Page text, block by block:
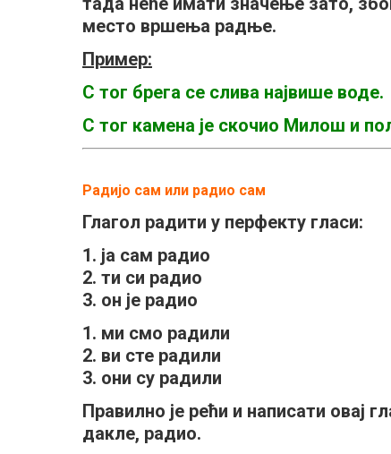
место вршења радње.
Пример:
С тог брега се слива највише воде.
С тог камена је скочио Милош и
Радијо сам или радио сам
Глагол радити у перфекту гласи:
1. ја сам радио
2. ти си радио
3. он је радио
1. ми смо радили
2. ви сте радили
3. они су радили
Правилно је рећи и написати овај
дакле, радио.